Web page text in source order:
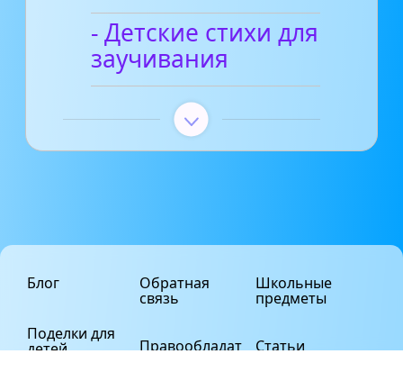
- Детские стихи для
заучивания
Блог
Поделки для
детей
Обратная
связь
Правообладат
Школьные
предметы
Статьи